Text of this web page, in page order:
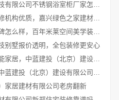
同城专业家庭装修机构优质，嘉兴绿色之家建材科技有限公司
武汉高端家装口碑怎么样，百年米莱空间美学装饰公司品质见证
别墅报价透明，全包装修更安心
卧室全包装修智能家居，中蓝建投（北京）建设有限公司武功分公司贴心服务
家居建材有限公司老房翻新